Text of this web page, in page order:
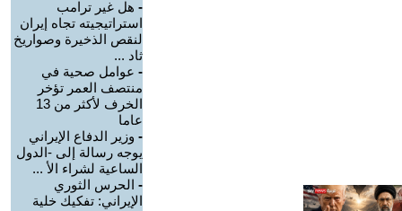
- هل غير ترامب
استراتيجيته تجاه إيران
لنقص الذخيرة وصواريخ
ثاد ...
- عوامل صحية في
منتصف العمر تؤخر
الخرف لأكثر من 13
عاما
- وزير الدفاع الإيراني
يوجه رسالة إلى -الدول
الساعية لشراء الأ ...
- الحرس الثوري
الإيراني: تفكيك خلية